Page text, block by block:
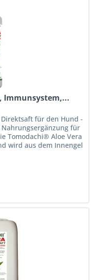
Immunsystem,...
Direktsaft für den Hund -
für
Tomodachi® Aloe Vera
wird aus dem Innengel